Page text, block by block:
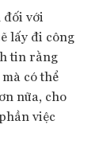
đối với
lấy đi công
tin rằng
có thể
nữa, cho
việc